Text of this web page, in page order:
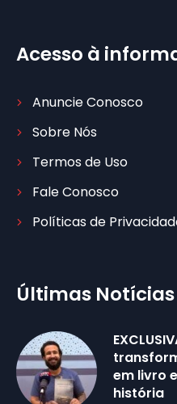
Acesso à
Anuncie Conosco
Sobre Nós
Termos de Uso
Fale Conosco
Políticas de
Últimas Notícias
em livro
história